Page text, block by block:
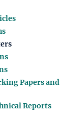
Papers and
Reports